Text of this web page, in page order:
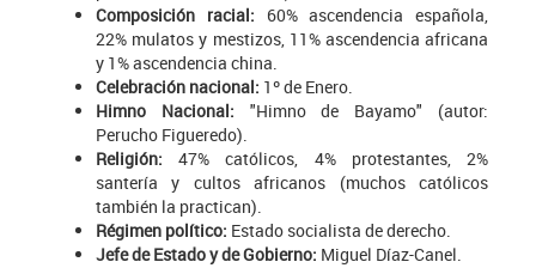
Composición racial: 60% ascendencia española,
22% mulatos y mestizos, 11% ascendencia africana
y 1% ascendencia china.
Celebración nacional: 1º de Enero.
Himno Nacional: "Himno de Bayamo" (autor:
Perucho Figueredo).
Religión: 47% católicos, 4% protestantes, 2%
santería y cultos africanos (muchos católicos
también la practican).
Régimen político: Estado socialista de derecho.
Jefe de Estado y de Gobierno: Miguel Díaz-Canel.